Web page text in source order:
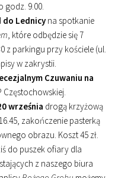
godz. 9.00.
do Lednicy na spotkanie
, które odbędzie się 7
z parkingu przy kościele (ul.
w zakrystii.
Czuwaniu na
Częstochowskiej.
września drogą krzyżową
zakończenie pasterką
obrazu. Koszt 45 zł.
do puszek ofiary dla
z naszego biura